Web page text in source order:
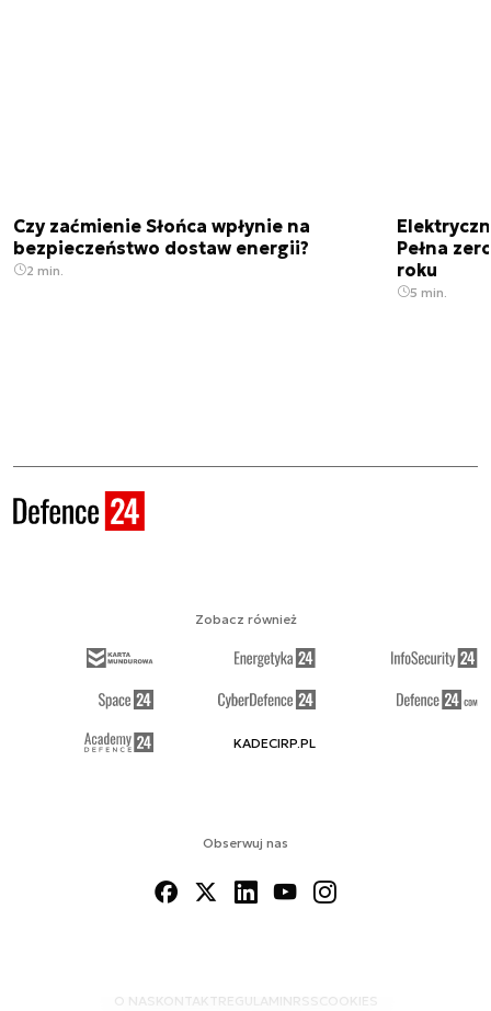
Czy zaćmienie Słońca wpłynie na
bezpieczeństwo dostaw energii?
2 min.
Pełna
roku
5 min.
Obserwuj nas
O NAS KONTAKTREGULAMINRSS COOKIES
Zobacz również
KADECIRP.PL